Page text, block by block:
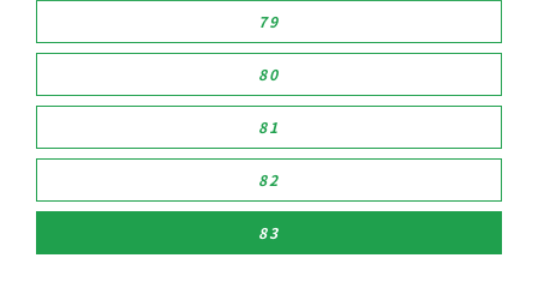
79
80
81
82
83